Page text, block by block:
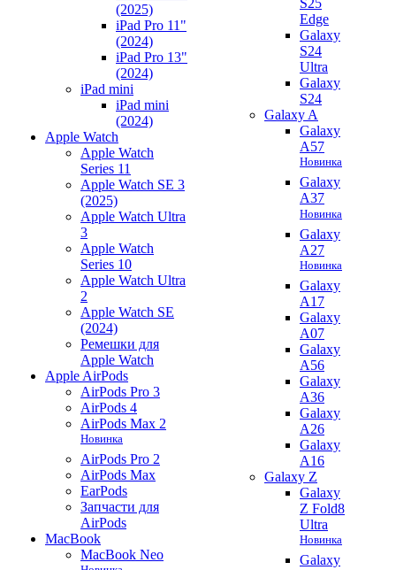
(2025)
iPad Pro 11"
(2024)
iPad Pro 13"
(2024)
iPad mini
iPad mini
(2024)
Apple Watch
Apple Watch
Series 11
Apple Watch SE 3
(2025)
Apple Watch Ultra
3
Apple Watch
Series 10
Apple Watch Ultra
2
Apple Watch SE
(2024)
Ремешки для
Apple Watch
Apple AirPods
AirPods Pro 3
AirPods 4
AirPods Max 2
Новинка
AirPods Pro 2
AirPods Max
EarPods
Запчасти для
AirPods
MacBook
MacBook Neo
S25
Edge
Galaxy
S24
Ultra
Galaxy
S24
Galaxy A
Galaxy
A57
Новинка
Galaxy
A37
Новинка
Galaxy
A27
Новинка
Galaxy
A17
Galaxy
A07
Galaxy
A56
Galaxy
A36
Galaxy
A26
Galaxy
A16
Galaxy Z
Galaxy
Z Fold8
Ultra
Новинка
Galaxy